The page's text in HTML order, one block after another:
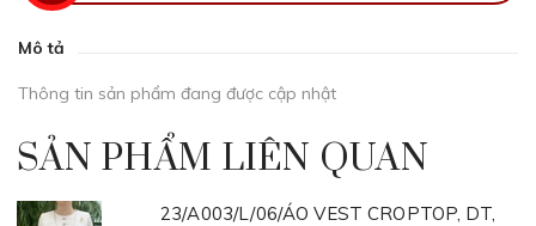
Mô tả
Thông tin sản phẩm đang được cập nhật
SẢN PHẨM LIÊN QUAN
23/A003/L/06/ÁO VEST CROPTOP, DT,